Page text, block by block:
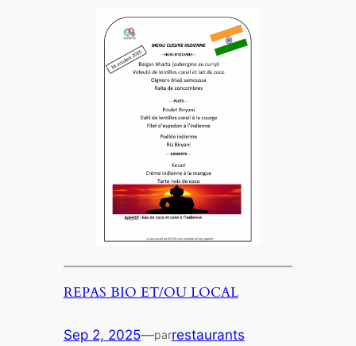
REPAS BIO ET/OU LOCAL
Sep 2, 2025—parrestaurants